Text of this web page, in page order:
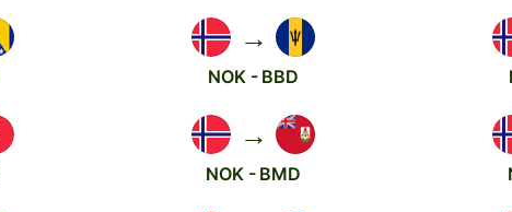
→
NOK - BBD
→
NOK - BMD